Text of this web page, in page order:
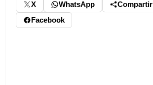
X WhatsApp
Compartir
Facebook